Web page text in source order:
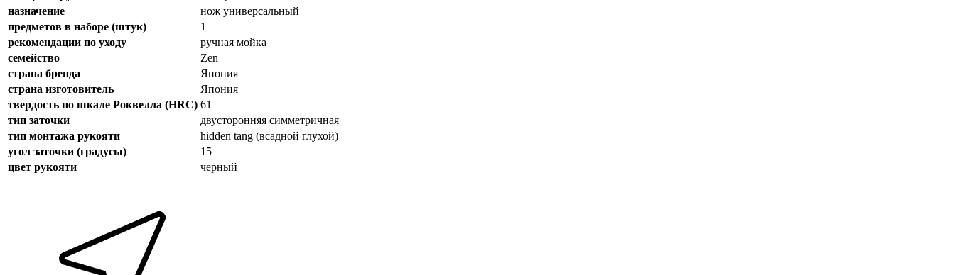
назначение
нож универсальный
предметов в наборе (штук)
1
рекомендации по уходу
ручная мойка
семейство
Zen
страна бренда
Япония
страна изготовитель
Япония
твердость по шкале Роквелла (HRC) 61
тип заточки
двусторонняя симметричная
тип монтажа рукояти
hidden tang (всадной глухой)
угол заточки (градусы)
15
цвет рукояти
черный